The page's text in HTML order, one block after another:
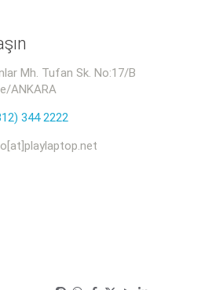
Mh. Tufan Sk. No:17/B
ANKARA
344 2222